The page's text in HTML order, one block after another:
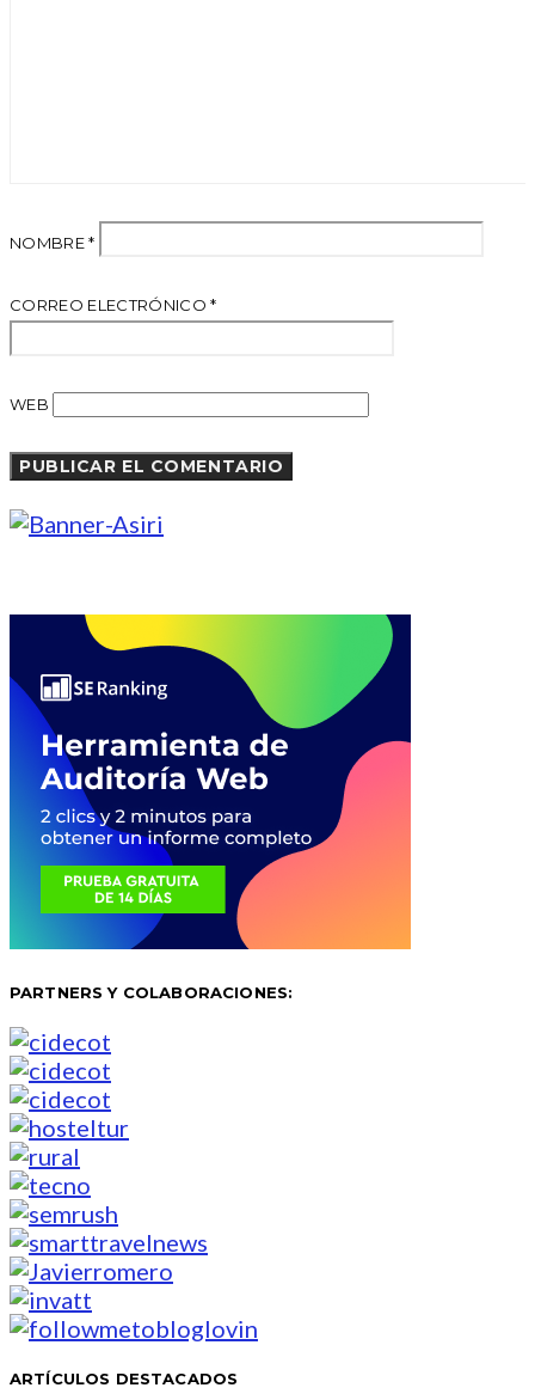
NOMBRE*
CORREO ELECTRÓNICO*
WEB
PARTNERS Y COLABORACIONES:
ARTÍCULOS DESTACADOS